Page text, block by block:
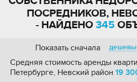
ПОСРЕДНИКОВ,
- НАЙДЕНО 345
Показать сначала
Средняя стоимость аренды
Петербурге, Невский район 19